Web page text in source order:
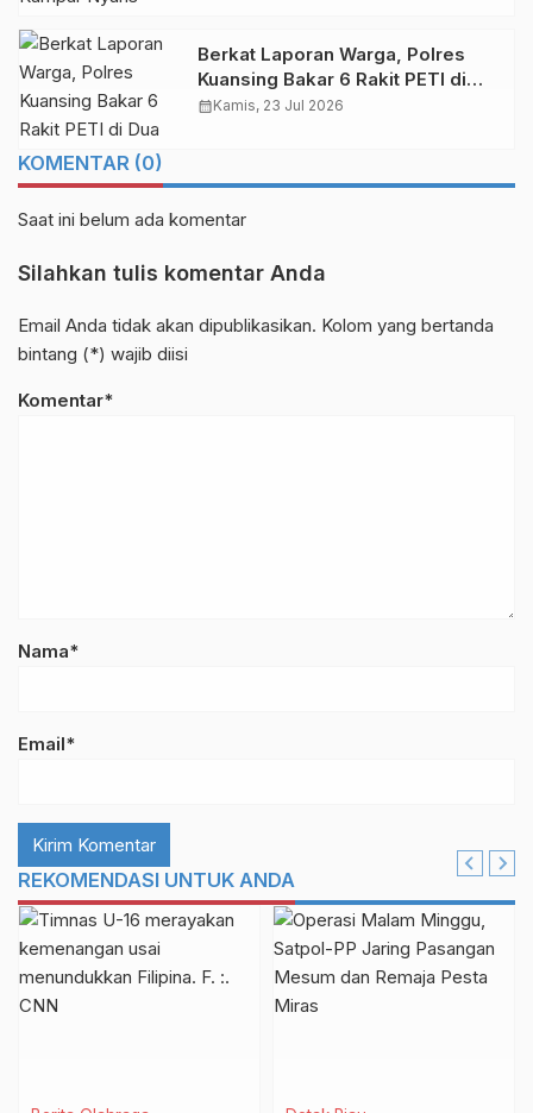
Berkat Laporan Warga, Polres
Kuansing Bakar 6 Rakit PETI di
Dua Kecamatan
calendar_monthKamis, 23 Jul 2026
KOMENTAR (0)
Saat ini belum ada komentar
Silahkan tulis komentar Anda
Email Anda tidak akan dipublikasikan. Kolom yang bertanda
bintang (*) wajib diisi
Komentar*
Nama*
Email*
REKOMENDASI UNTUK ANDA